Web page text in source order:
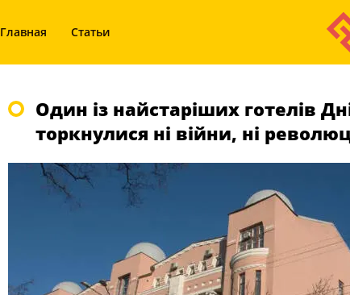
Главная Статьи
Один із найстаріших готелів
торкнулися ні війни, ні